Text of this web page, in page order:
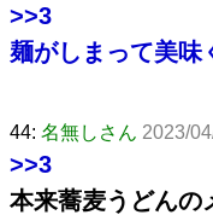
>>3
麺がしまって美味
44: 名無しさん 2023/
>>3
本来蕎麦うどんの